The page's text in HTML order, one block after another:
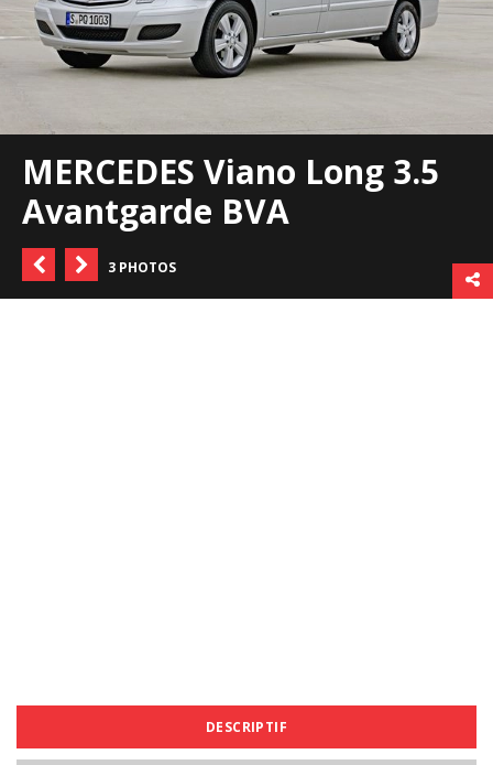
MERCEDES Viano Long 3.5
Avantgarde BVA
3 PHOTOS
DESCRIPTIF